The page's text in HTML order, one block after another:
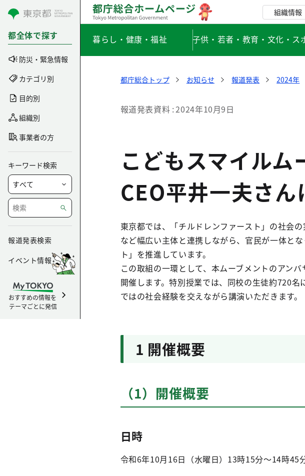
コンテンツにスキップ
都全体で探す
防災・緊急情報
カテゴリ別
目的別
組織別
事業者の方
キーワード検索
報道発表検索
イベント情報
おすすめの情報を
テーマごとに発信
組織情報
暮らし・健康・福祉 子供・若者・教育・文化・ス
都庁総合トップ お知らせ 報道発表 2024年
報道発表資料 2024年10月9日
こどもスマイル
CEO平井一夫さ
東京都では、「チルドレンファースト」の社会
など幅広い主体と連携しながら、官民が一体と
ト」を推進しています。
この取組の一環として、本ムーブメントのアン
開催します。特別授業では、同校の生徒約720
ではの社会経験を交えながら講演いただきます。
1 開催概要
（1）開催概要
日時
令和6年10月16日（水曜日）13時15分～14時45